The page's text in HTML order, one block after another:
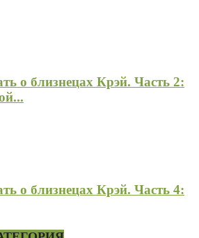
о близнецах Крэй. Часть 2:
о близнецах Крэй. Часть 4: